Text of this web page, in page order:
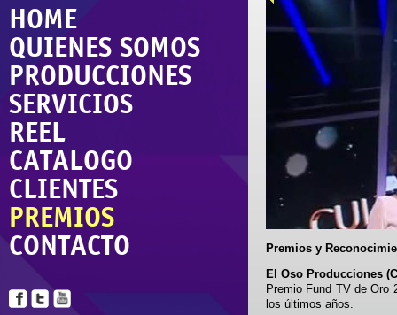
HOME
QUIENES SOMOS
PRODUCCIONES
SERVICIOS
REEL
CATALOGO
CLIENTES
PREMIOS
CONTACTO
Premios y
El Oso Producciones
Premio Fund TV de Oro
los últimos años.